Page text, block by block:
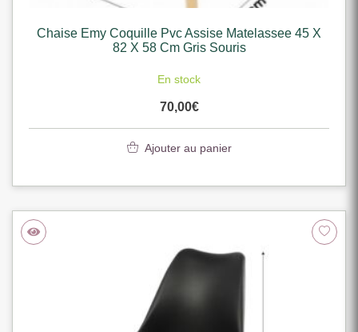
Chaise Emy Coquille Pvc Assise Matelassee 45 X
82 X 58 Cm Gris Souris
En stock
70,00€
Ajouter au panier